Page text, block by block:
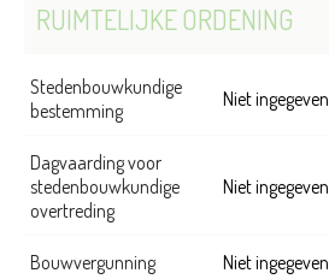
RUIMTELIJKE ORDENING
Stedenbouwkundige
bestemming
Niet ingegeven
Dagvaarding voor
stedenbouwkundige
overtreding
Niet ingegeven
Bouwvergunning Niet ingegeven